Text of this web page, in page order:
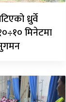
ध्रुर्वे
मिनेटमा